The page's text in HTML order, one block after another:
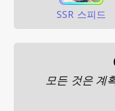
SSR 스피드
모든 것은 계